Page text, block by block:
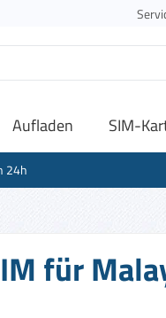
Aufladen SIM-
24h
für